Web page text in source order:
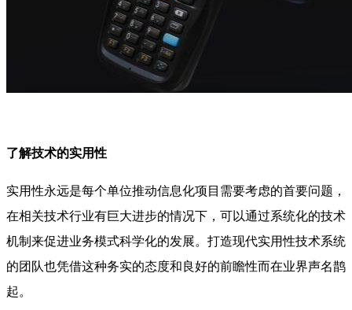
了解技术的实用性
实用性永远是每个单位推动信息化项目需要考虑的首要问题，
在相关技术行业有巨大进步的情况下，可以通过系统化的技术
机制来促进业务模式科学化的发展。打造现代实用性技术系统
的团队也凭借这种务实的态度和良好的前瞻性而在业界声名鹊
起。